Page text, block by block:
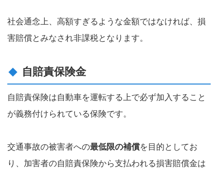
社会通念上、高額すぎるような金額ではなければ、損
害賠償とみなされ非課税となります。
自賠責保険金
自賠責保険は自動車を運転する上で必ず加入すること
が義務付けられている保険です。
交通事故の被害者への最低限の補償を目的としてお
り、加害者の自賠責保険から支払われる損害賠償金は